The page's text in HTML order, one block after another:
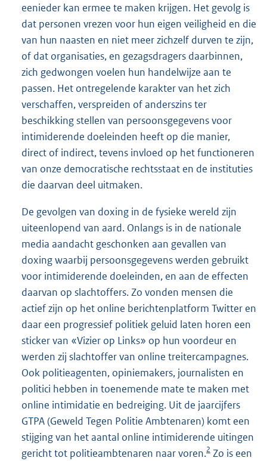
eenieder kan ermee te maken krijgen. Het gevolg is
dat personen vrezen voor hun eigen veiligheid en die
van hun naasten en niet meer zichzelf durven te zijn,
of dat organisaties, en gezagsdragers daarbinnen,
zich gedwongen voelen hun handelwijze aan te
passen. Het ontregelende karakter van het zich
verschaffen, verspreiden of anderszins ter
beschikking stellen van persoonsgegevens voor
intimiderende doeleinden heeft op die manier,
direct of indirect, tevens invloed op het functioneren
van onze democratische rechtsstaat en de instituties
die daarvan deel uitmaken.
De gevolgen van doxing in de fysieke wereld zijn
uiteenlopend van aard. Onlangs is in de nationale
media aandacht geschonken aan gevallen van
doxing waarbij persoonsgegevens werden gebruikt
voor intimiderende doeleinden, en aan de effecten
daarvan op slachtoffers. Zo vonden mensen die
actief zijn op het online berichtenplatform Twitter en
daar een progressief politiek geluid laten horen een
sticker van «Vizier op Links» op hun voordeur en
werden zij slachtoffer van online treitercampagnes.
Ook politieagenten, opiniemakers, journalisten en
politici hebben in toenemende mate te maken met
online intimidatie en bedreiging. Uit de jaarcijfers
GTPA (Geweld Tegen Politie Ambtenaren) komt een
stijging van het aantal online intimiderende uitingen
gericht tot politieambtenaren naar voren.2 Zo is een